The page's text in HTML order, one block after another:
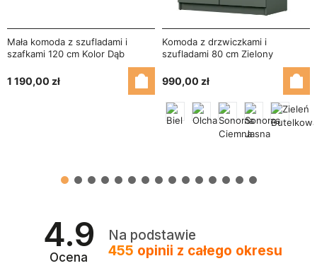
Mała komoda z szufladami i
szafkami 120 cm Kolor Dąb
1 190,00 zł
Komoda z drzwiczkami i
szufladami 80 cm Zielony
990,00 zł
4.9
Ocena
Na podstawie
455 opinii z całego okresu